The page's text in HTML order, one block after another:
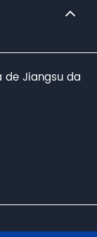
de Jiangsu da